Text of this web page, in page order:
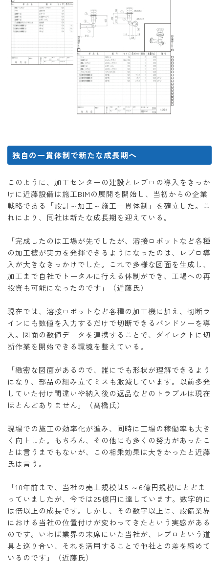
独自の一貫体制で新たな成長期へ
このように、加工センターの建設とレブロの導入をきっか
けに近藤設備は施工BIMの展開を開始し、当初からの企業
戦略である「設計～加工～施工一貫体制」を確立した。こ
れにより、同社は新たな成長期を迎えている。
「完成したのは工場が先でしたが、溶接ロボットなど各種
の加工機が実力を発揮できるようになったのは、レブロ導
入が大きなきっかけでした。これで多様な図面を生成し、
加工まで自社でトータルに行える体制ができ、工場への再
投資も可能になったのです」（近藤氏）
現在では、溶接ロボットなど各種の加工機に加え、切断ラ
インにも数値を入力するだけで切断できるバンドソーを導
入。図面の数値データを連携することで、ダイレクトに切
断作業を開始できる環境を整えている。
「緻密な図面があるので、誰にでも形状が理解できるよう
になり、部品の組み立てミスも激減しています。以前多発
していた付け間違いや納入後の返品などのトラブルは現在
ほとんどありません」（髙橋氏）
現場での施工の効率化が進み、同時に工場の稼働率も大き
く向上した。もちろん、その他にも多くの努力があったこ
とは言うまでもないが、この相乗効果は大きかったと近藤
氏は言う。
「10年前まで、当社の売上規模は5 ～6億円規模にとどま
っていましたが、今では25億円に達しています。数字的に
は倍以上の成長です。しかし、その数字以上に、設備業界
における当社の位置付けが変わってきたという実感がある
のです。いわば業界の末席にいた当社が、レブロという道
具と巡り合い、それを活用することで他社との差を縮めて
いるのです」（近藤氏）